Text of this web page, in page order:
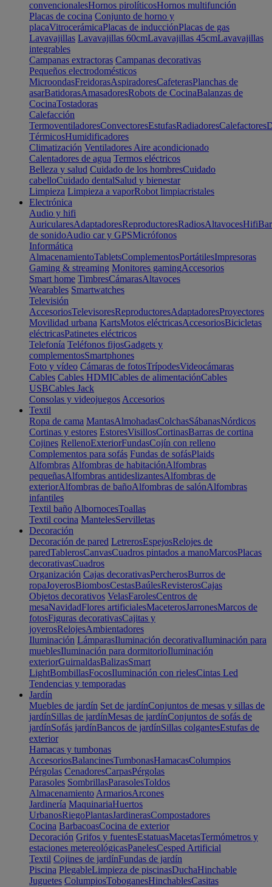
convencionalesHornos pirolíticosHornos multifunción
Placas de cocina Conjunto de horno y
placaVitrocerámicaPlacas de inducciónPlacas de gas
Lavavajillas Lavavajillas 60cmLavavajillas 45cmLavavajillas
integrables
Campanas extractoras Campanas decorativas
Pequeños electrodomésticos
MicroondasFreidorasAspiradoresCafeterasPlanchas de
asarBatidorasAmasadoresRobots de CocinaBalanzas de
CocinaTostadoras
Calefacción
TermoventiladoresConvectoresEstufasRadiadoresCalefactores
TérmicosHumidificadores
Climatización Ventiladores Aire acondicionado
Calentadores de agua Termos eléctricos
Belleza y salud Cuidado de los hombresCuidado
cabelloCuidado dentalSalud y bienestar
Limpieza Limpieza a vaporRobot limpiacristales
Electrónica
Audio y hifi
AuricularesAdaptadoresReproductoresRadiosAltavocesHifi
de sonidoAudio car y GPSMicrófonos
Informática
AlmacenamientoTabletsComplementosPortátilesImpresoras
Gaming & streaming Monitores gamingAccesorios
Smart home TimbresCámarasAltavoces
Wearables Smartwatches
Televisión
AccesoriosTelevisoresReproductoresAdaptadoresProyectores
Movilidad urbana KartsMotos eléctricasAccesoriosBicicletas
eléctricasPatinetes eléctricos
Telefonía Teléfonos fijosGadgets y
complementosSmartphones
Foto y vídeo Cámaras de fotosTrípodesVideocámaras
Cables Cables HDMICables de alimentaciónCables
USBCables Jack
Consolas y videojuegos Accesorios
Textil
Ropa de cama MantasAlmohadasColchasSábanasNórdicos
Cortinas y estores EstoresVisillosCortinasBarras de cortina
Cojines RellenoExteriorFundasCojín con relleno
Complementos para sofás Fundas de sofásPlaids
Alfombras Alfombras de habitaciónAlfombras
pequeñasAlfombras antideslizantesAlfombras de
exteriorAlfombras de bañoAlfombras de salónAlfombras
infantiles
Textil baño AlbornocesToallas
Textil cocina MantelesServilletas
Decoración
Decoración de pared LetrerosEspejosRelojes de
paredTablerosCanvasCuadros pintados a manoMarcosPlacas
decorativasCuadros
Organización Cajas decorativasPercherosBurros de
ropaJoyerosBiombosCestasBaúlesRevisterosCajas
Objetos decorativos VelasFarolesCentros de
mesaNavidadFlores artificialesMaceterosJarronesMarcos de
fotosFiguras decorativasCajitas y
joyerosRelojesAmbientadores
Iluminación LámparasIluminación decorativaIluminación para
mueblesIluminación para dormitorioIluminación
exteriorGuirnaldasBalizasSmart
LightBombillasFocosIluminación con rielesCintas Led
Tendencias y temporadas
Jardín
Muebles de jardín Set de jardínConjuntos de mesas y sillas de
jardínSillas de jardínMesas de jardínConjuntos de sofás de
jardínSofás jardínBancos de jardínSillas colgantesEstufas de
exterior
Hamacas y tumbonas
AccesoriosBalancinesTumbonasHamacasColumpios
Pérgolas CenadoresCarpasPérgolas
Parasoles SombrillasParasolesToldos
Almacenamiento ArmariosArcones
Jardinería MaquinariaHuertos
UrbanosRiegoPlantasJardinerasCompostadores
Cocina BarbacoasCocina de exterior
Decoración Grifos y fuentesEstatuasMacetasTermómetros y
estaciones metereológicasPanelesCesped Artificial
Textil Cojines de jardínFundas de jardín
Piscina PlegableLimpieza de piscinasDuchaHinchable
Juguetes ColumpiosToboganesHinchablesCasitas